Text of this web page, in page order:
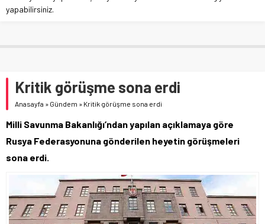
yapabilirsiniz.
Kritik görüşme sona erdi
Anasayfa » Gündem » Kritik görüşme sona erdi
Milli Savunma Bakanlığı’ndan yapılan açıklamaya göre
Rusya Federasyonuna gönderilen heyetin görüşmeleri
sona erdi.